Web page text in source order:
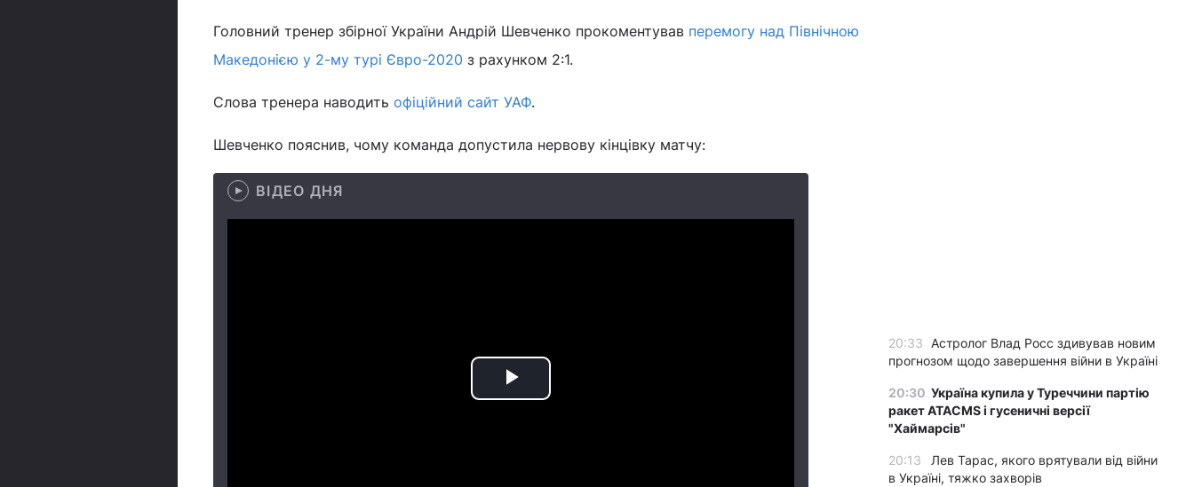
Головний тренер збірної України Андрій Шевченко прокоментував перемогу над Північною
Македонією у 2-му турі Євро-2020 з рахунком 2:1.
Слова тренера наводить офіційний сайт УАФ.
Шевченко пояснив, чому команда допустила нервову кінцівку матчу:
ВІДЕО ДНЯ
Play
20:33
Астролог Влад Росс здивував новим
прогнозом щодо завершення війни в Україні
20:30 Україна купила у Туреччини партію
ракет ATACMS і гусеничні версії
"Хаймарсів"
20:13
Лев Тарас, якого врятували від війни
в Україні, тяжко захворів